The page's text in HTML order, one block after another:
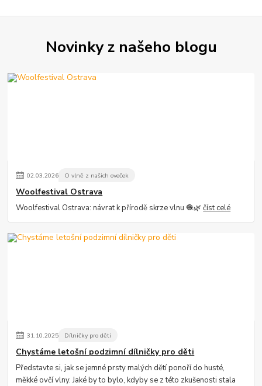
Novinky z našeho blogu
02.03.2026 O vlně z našich oveček
Woolfestival Ostrava
Woolfestival Ostrava: návrat k přírodě skrze vlnu 🧶🌿číst celé
31.10.2025 Dílničky pro děti
Chystáme letošní podzimní dílničky pro děti
Představte si, jak se jemné prsty malých dětí ponoří do husté,
měkké ovčí vlny. Jaké by to bylo, kdyby se z této zkušenosti stala